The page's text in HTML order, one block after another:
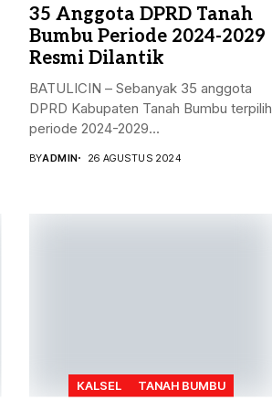
35 Anggota DPRD Tanah
Bumbu Periode 2024-2029
Resmi Dilantik
BATULICIN – Sebanyak 35 anggota
DPRD Kabupaten Tanah Bumbu terpilih
periode 2024-2029...
BYADMIN 26 AGUSTUS 2024
KALSEL TANAH BUMBU